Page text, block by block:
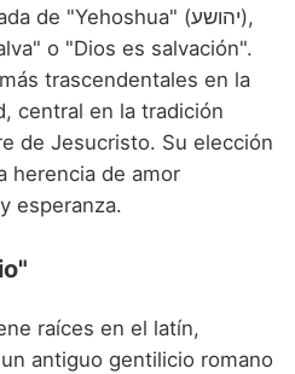
que empiezan por U
que empiezan por V
que empiezan por W
que empiezan por X
que empiezan por Y
que empiezan por Z
o "Dios es salvación".
trascendentales en la
central en la tradición
de Jesucristo. Su elección
herencia de amor
esperanza.
raíces en el latín,
antiguo gentilicio romano